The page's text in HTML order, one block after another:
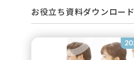
お役立ち資料ダウンロード